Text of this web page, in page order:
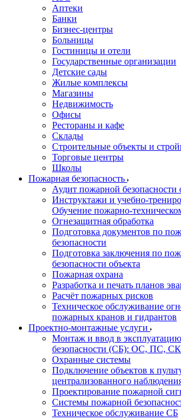
Аптеки
Банки
Бизнес-центры
Больницы
Гостиницы и отели
Государственные организации
Детские сады
Жилые комплексы
Магазины
Недвижимость
Офисы
Рестораны и кафе
Склады
Строительные объекты и
Торговые центры
Школы
Пожарная безопасность
Аудит пожарной безопасности
Инструктажи и учебно-
Обучение пожарно-
Огнезащитная обработка
Подготовка документов по
безопасности
Подготовка заключения по
безопасности объекта
Пожарная охрана
Разработка и печать планов
Расчёт пожарных рисков
Техническое обслуживание
пожарных кранов и гидрантов
Проектно-монтажные услуги
Монтаж и ввод в
безопасности (СБ): ОС, ПС,
Охранные системы
Подключение объектов к
централизованного
Проектирование пожарной
Системы пожарной
Техническое обслуживание СБ